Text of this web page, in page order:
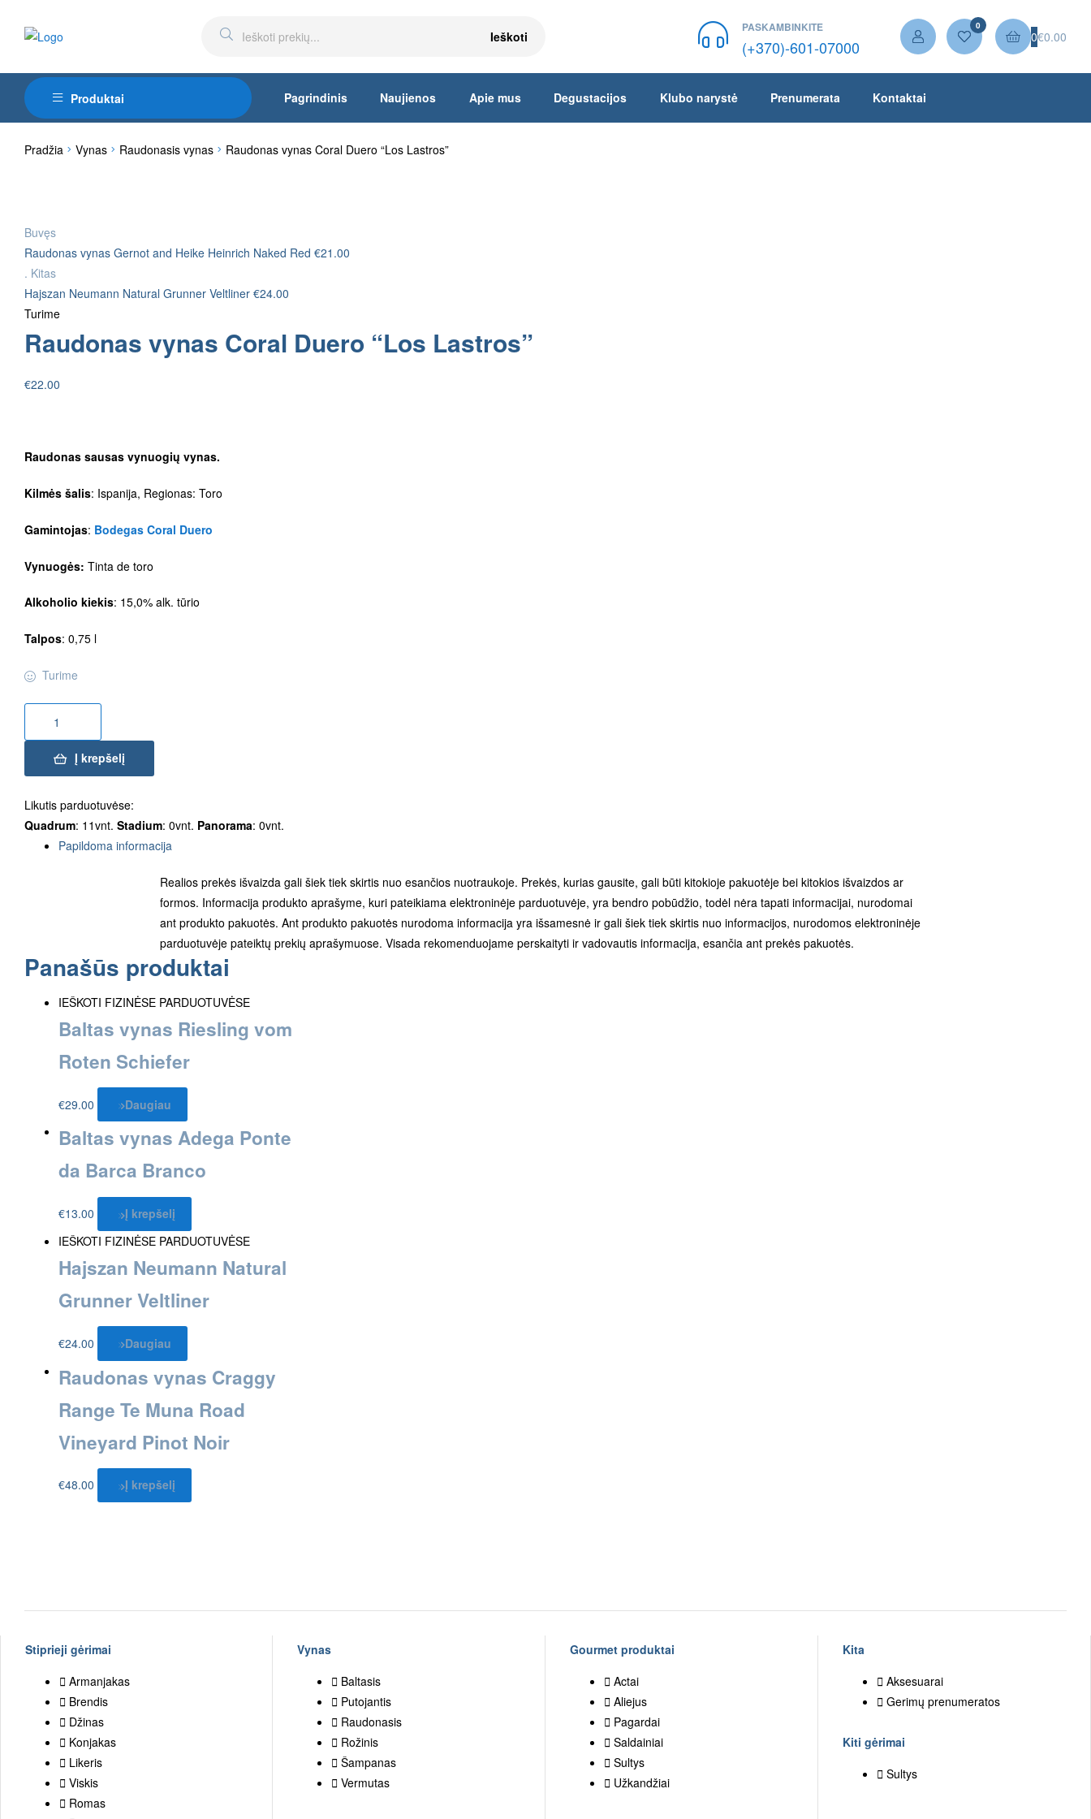
Ieškoti
PASKAMBINKITE
(+370)-601-07000
0
0€0.00
Produktai Pagrindinis Naujienos Apie mus Degustacijos Klubo narystė Prenumerata Kontaktai
Pradžia Vynas Raudonasis vynas Raudonas vynas Coral Duero “Los Lastros”
Buvęs
Raudonas vynas Gernot and Heike Heinrich Naked Red €21.00
. Kitas
Hajszan Neumann Natural Grunner Veltliner €24.00
Turime
Raudonas vynas Coral Duero “Los Lastros”
€22.00
Raudonas sausas vynuogių vynas.
Kilmės šalis: Ispanija, Regionas: Toro
Gamintojas: Bodegas Coral Duero
Vynuogės: Tinta de toro
Alkoholio kiekis: 15,0% alk. tūrio
Talpos: 0,75 l
Turime
Į krepšelį
Likutis parduotuvėse:
Quadrum: 11vnt. Stadium: 0vnt. Panorama: 0vnt.
Papildoma informacija
Realios prekės išvaizda gali šiek tiek skirtis nuo esančios nuotraukoje. Prekės, kurias gausite, gali būti kitokioje pakuotėje bei kitokios išvaizdos ar
formos. Informacija produkto aprašyme, kuri pateikiama elektroninėje parduotuvėje, yra bendro pobūdžio, todėl nėra tapati informacijai, nurodomai
ant produkto pakuotės. Ant produkto pakuotės nurodoma informacija yra išsamesnė ir gali šiek tiek skirtis nuo informacijos, nurodomos elektroninėje
parduotuvėje pateiktų prekių aprašymuose. Visada rekomenduojame perskaityti ir vadovautis informacija, esančia ant prekės pakuotės.
Panašūs produktai
IEŠKOTI FIZINĖSE PARDUOTUVĖSE
Baltas vynas Riesling vom
Roten Schiefer
€29.00 Daugiau
Baltas vynas Adega Ponte
da Barca Branco
€13.00
Į krepšelį
IEŠKOTI FIZINĖSE PARDUOTUVĖSE
Hajszan Neumann Natural
Grunner Veltliner
€24.00 Daugiau
Raudonas vynas Craggy
Range Te Muna Road
Vineyard Pinot Noir
€48.00 Į krepšelį
Stiprieji gėrimai
Armanjakas
Brendis
Džinas
Konjakas
Likeris
Viskis
Romas
Vynas
Baltasis
Putojantis
Raudonasis
Rožinis
Šampanas
Vermutas
Gourmet produktai
Actai
Aliejus
Pagardai
Saldainiai
Sultys
Užkandžiai
Kita
Aksesuarai
Gerimų prenumeratos
Kiti gėrimai
Sultys